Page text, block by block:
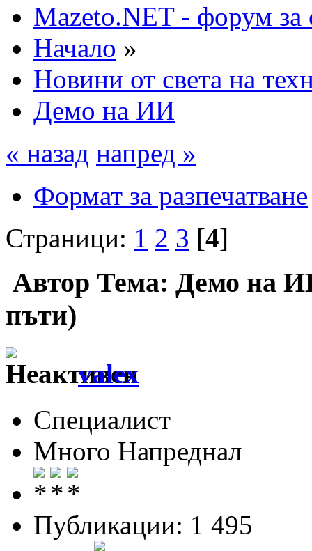
Mazeto.NET - форум за
Начало »
Новини от света на
Демо на ИИ
« назад напред »
Формат за разпечатване
Страници: 1 2 3 [4]
Автор Тема: Демо на
пъти)
valex
Специалист
Много Напреднал
Публикации: 1 495